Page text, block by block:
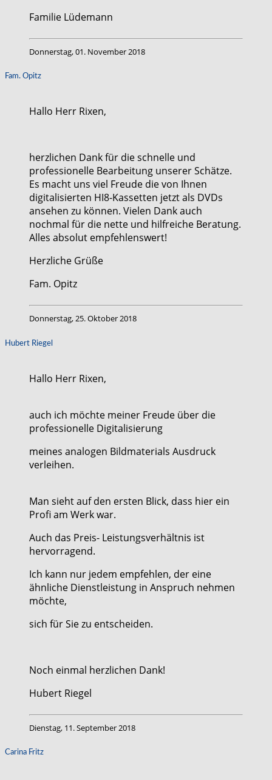
Familie Lüdemann
Donnerstag, 01. November 2018
Fam. Opitz
Hallo Herr Rixen,
herzlichen Dank für die schnelle und
professionelle Bearbeitung unserer Schätze.
Es macht uns viel Freude die von Ihnen
digitalisierten HI8-Kassetten jetzt als DVDs
ansehen zu können. Vielen Dank auch
nochmal für die nette und hilfreiche Beratung.
Alles absolut empfehlenswert!
Herzliche Grüße
Fam. Opitz
Donnerstag, 25. Oktober 2018
Hubert Riegel
Hallo Herr Rixen,
auch ich möchte meiner Freude über die
professionelle Digitalisierung
meines analogen Bildmaterials Ausdruck
verleihen.
Man sieht auf den ersten Blick, dass hier ein
Profi am Werk war.
Auch das Preis- Leistungsverhältnis ist
hervorragend.
Ich kann nur jedem empfehlen, der eine
ähnliche Dienstleistung in Anspruch nehmen
möchte,
sich für Sie zu entscheiden.
Noch einmal herzlichen Dank!
Hubert Riegel
Dienstag, 11. September 2018
Carina Fritz